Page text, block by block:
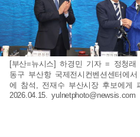
[부산=뉴시스] 하경민 기자 = 정청
동구 부산항 국제전시컨벤션센터에
에 참석, 전재수 부산시장 후보에게
2026.04.15.yulnetphoto@newsis.com